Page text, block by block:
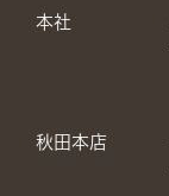
本社
秋田本店